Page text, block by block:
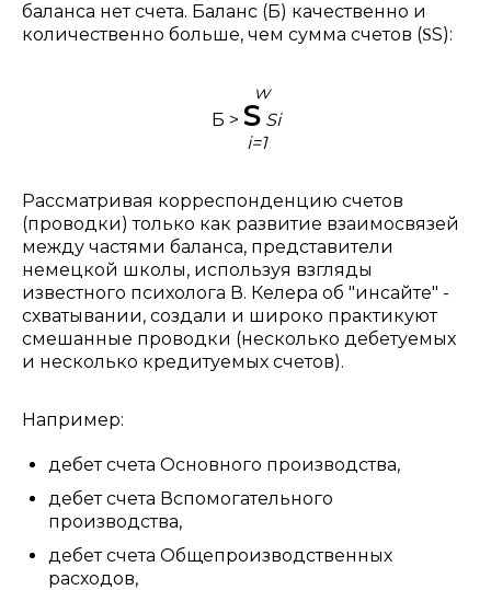
баланса нет счета. Баланс (Б) качественно и
количественно больше, чем сумма счетов (SS):
w
Б > S Si
i=1
Рассматривая корреспонденцию счетов
(проводки) только как развитие взаимосвязей
между частями баланса, представители
немецкой школы, используя взгляды
известного психолога В. Келера об "инсайте" -
схватывании, создали и широко практикуют
смешанные проводки (несколько дебетуемых
и несколько кредитуемых счетов).
Например:
дебет счета Основного производства,
дебет счета Вспомогательного
производства,
дебет счета Общепроизводственных
расходов,